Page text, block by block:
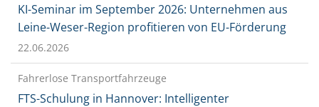
KI-Seminar im September 2026: Unternehmen aus
Leine-Weser-Region profitieren von EU-Förderung
22.06.2026
Fahrerlose Transportfahrzeuge
FTS-Schulung in Hannover: Intelligenter